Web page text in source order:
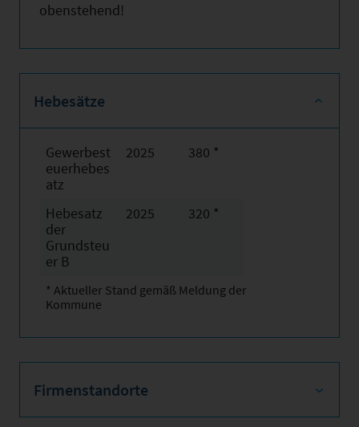
obenstehend!
Hebesätze
Gewerbest
euerhebes
atz
2025 380 *
Hebesatz
der
Grundsteu
er B
2025 320 *
* Aktueller Stand gemäß Meldung der
Kommune
Firmenstandorte